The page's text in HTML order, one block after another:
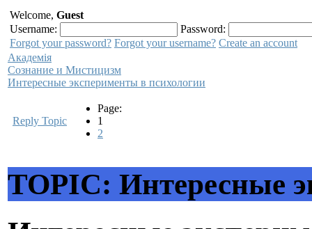
Welcome, Guest
Username:
Password:
Forgot your password? Forgot your username? Create an account
Академiя
Сознание и Мистицизм
Интересные эксперименты в психологии
Reply Topic
Page:
1
2
TOPIC: Интересные